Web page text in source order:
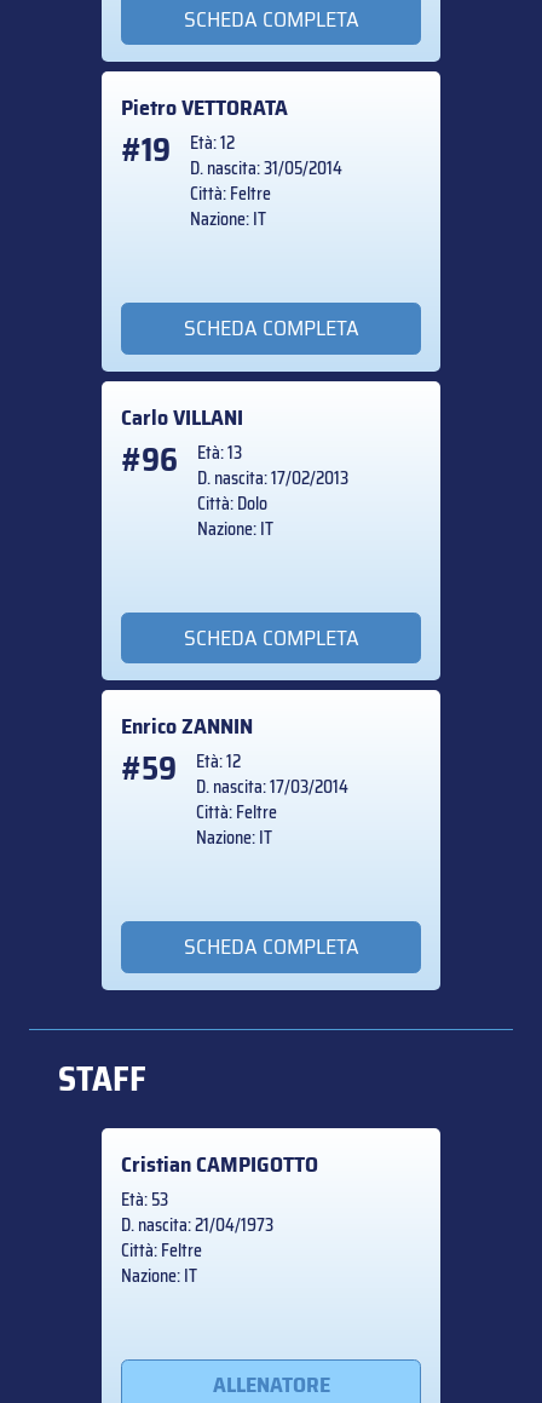
SCHEDA COMPLETA
PietroVETTORATA
#19
Età: 12
D. nascita: 31/05/2014
Città: Feltre
Nazione: IT
SCHEDA COMPLETA
CarloVILLANI
#96
Età: 13
D. nascita: 17/02/2013
Città: Dolo
Nazione: IT
SCHEDA COMPLETA
EnricoZANNIN
#59
Età: 12
D. nascita: 17/03/2014
Città: Feltre
Nazione: IT
SCHEDA COMPLETA
STAFF
CristianCAMPIGOTTO
Età: 53
D. nascita: 21/04/1973
Città: Feltre
Nazione: IT
ALLENATORE